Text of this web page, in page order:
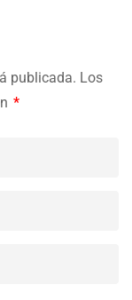
publicada. Los
*